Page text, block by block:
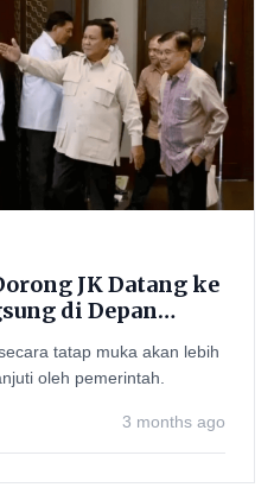
JK Datang ke
di Depan
tatap muka akan lebih
oleh pemerintah.
3 months ago